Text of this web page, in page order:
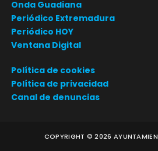
Onda Guadiana
Periódico Extremadura
Periódico HOY
Ventana Digital
Política de cookies
Política de privacidad
Canal de denuncias
COPYRIGHT ©2026